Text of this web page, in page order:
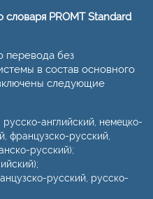
словаря PROMT Standard
перевода без
в состав основного
следующие
английский, немецко-
французско-русский,
русский);
русский, русско-